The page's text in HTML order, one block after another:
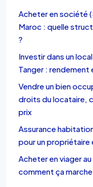
Acheter en société
Maroc : quelle
?
Investir dans un
Tanger :
Vendre un bien
droits du locataire,
prix
Assurance
pour un
Acheter en viager
comment ça marche